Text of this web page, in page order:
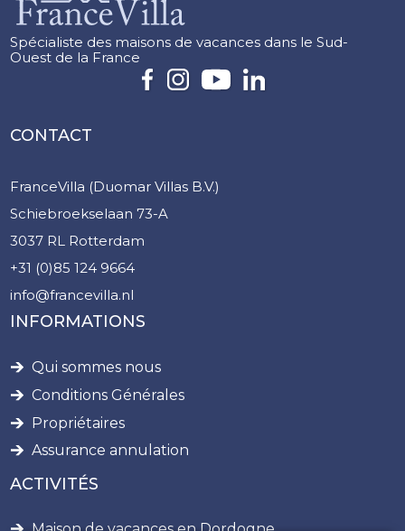
Spécialiste des maisons de vacances dans le Sud-
Ouest de la France
CONTACT
FranceVilla (Duomar Villas B.V.)
Schiebroekselaan 73-A
3037 RL Rotterdam
+31 (0)85 124 9664
info@francevilla.nl
INFORMATIONS
Qui sommes nous
Conditions Générales
Propriétaires
Assurance annulation
ACTIVITÉS